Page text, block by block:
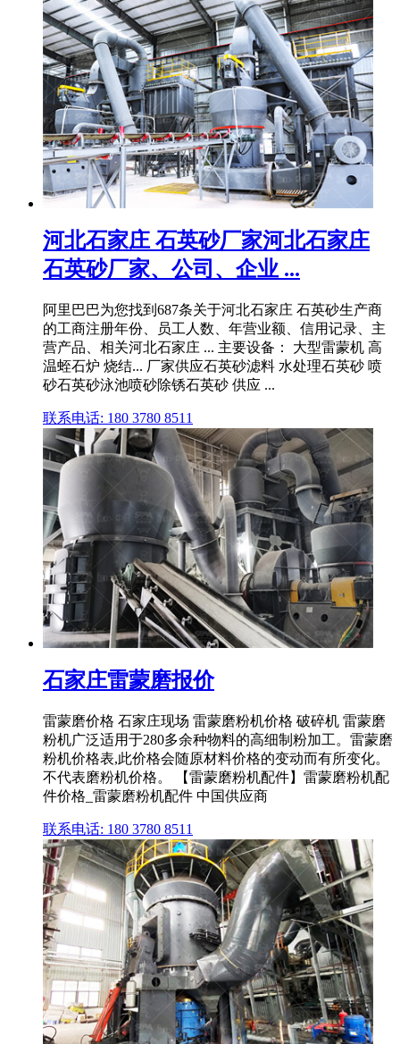
河北石家庄 石英砂厂家河北石家庄
石英砂厂家、公司、企业 ...
阿里巴巴为您找到687条关于河北石家庄 石英砂生产商
的工商注册年份、员工人数、年营业额、信用记录、主
营产品、相关河北石家庄 ... 主要设备： 大型雷蒙机 高
温蛭石炉 烧结... 厂家供应石英砂滤料 水处理石英砂 喷
砂石英砂泳池喷砂除锈石英砂 供应 ...
联系电话: 180 3780 8511
石家庄雷蒙磨报价
雷蒙磨价格 石家庄现场 雷蒙磨粉机价格 破碎机 雷蒙磨
粉机广泛适用于280多余种物料的高细制粉加工。雷蒙磨
粉机价格表,此价格会随原材料价格的变动而有所变化。
不代表磨粉机价格。 【雷蒙磨粉机配件】雷蒙磨粉机配
件价格_雷蒙磨粉机配件 中国供应商
联系电话: 180 3780 8511